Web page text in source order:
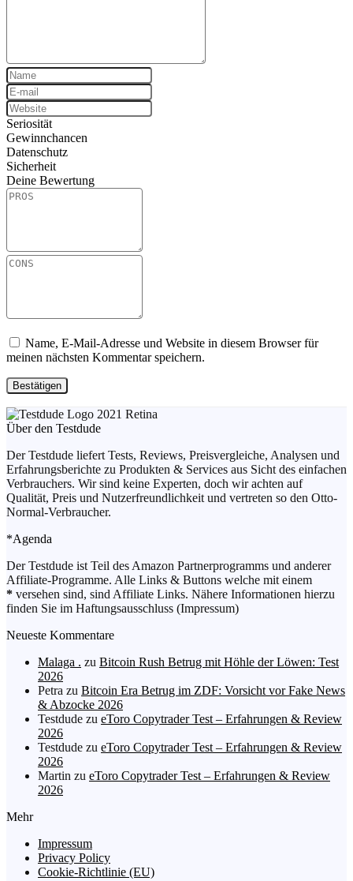
Seriosität
Gewinnchancen
Datenschutz
Sicherheit
Deine Bewertung
Name, E-Mail-Adresse und Website in diesem Browser für
meinen nächsten Kommentar speichern.
Über den Testdude
Der Testdude liefert Tests, Reviews, Preisvergleiche, Analysen und
Erfahrungsberichte zu Produkten & Services aus Sicht des einfachen
Verbrauchers. Wir sind keine Experten, doch wir achten auf
Qualität, Preis und Nutzerfreundlichkeit und vertreten so den Otto-
Normal-Verbraucher.
*Agenda
Der Testdude ist Teil des Amazon Partnerprogramms und anderer
Affiliate-Programme. Alle Links & Buttons welche mit einem
* versehen sind, sind Affiliate Links. Nähere Informationen hierzu
finden Sie im Haftungsausschluss (Impressum)
Neueste Kommentare
Malaga . zu Bitcoin Rush Betrug mit Höhle der Löwen: Test
2026
Petra zu Bitcoin Era Betrug im ZDF: Vorsicht vor Fake News
& Abzocke 2026
Testdude zu eToro Copytrader Test – Erfahrungen & Review
2026
Testdude zu eToro Copytrader Test – Erfahrungen & Review
2026
Martin zu eToro Copytrader Test – Erfahrungen & Review
2026
Mehr
Impressum
Privacy Policy
Cookie-Richtlinie (EU)